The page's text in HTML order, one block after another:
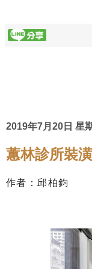
2019年7月20日 星
蕙林診所裝
作者：邱柏鈞